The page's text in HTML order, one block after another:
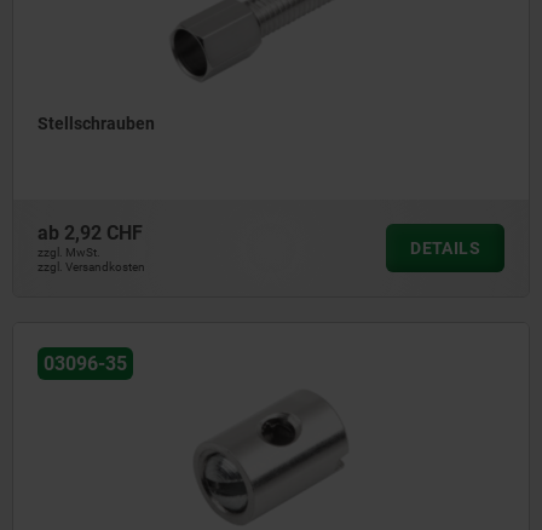
Stellschrauben
ab 2,92 CHF
zzgl. MwSt.
zzgl. Versandkosten
DETAILS
03096-35